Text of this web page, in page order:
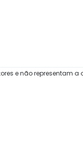
e não representam a